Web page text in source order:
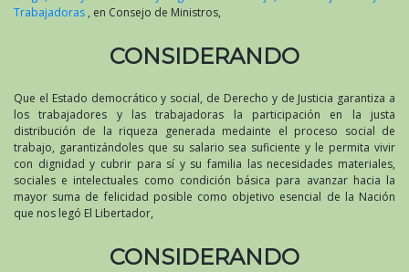
Trabajadoras , en Consejo de Ministros,
CONSIDERANDO
Que el Estado democrático y social, de Derecho y de Justicia garantiza a
los trabajadores y las trabajadoras la participación en la justa
distribución de la riqueza generada medainte el proceso social de
trabajo, garantizándoles que su salario sea suficiente y le permita vivir
con dignidad y cubrir para sí y su familia las necesidades materiales,
sociales e intelectuales como condición básica para avanzar hacia la
mayor suma de felicidad posible como objetivo esencial de la Nación
que nos legó El Libertador,
CONSIDERANDO